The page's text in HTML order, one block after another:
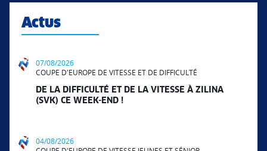
Actus
07/08/2026
COUPE D'EUROPE DE VITESSE ET DE DIFFICULTÉ
DE LA DIFFICULTÉ ET DE LA VITESSE À ZILINA
(SVK) CE WEEK-END !
04/08/2026